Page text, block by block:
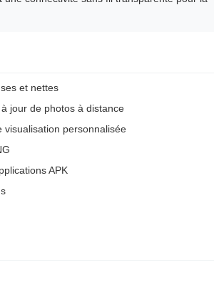
et nettes
jour de photos à distance
personnalisée
APK